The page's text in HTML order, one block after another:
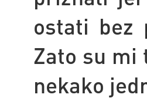
ostati bez
Zato su mi
nekako